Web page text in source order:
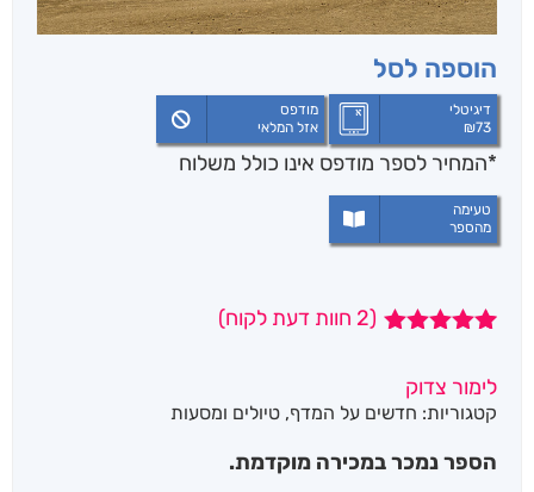
הוספה לסל
דיגיטלי
₪73
מודפס
אזל המלאי
*המחיר לספר מודפס אינו כולל משלוח
טעימה
מהספר
מבוסס על
דירוגים של
(
2 חוות דעת לקוח)
לימור צדוק
קטגוריות: חדשים על המדף, טיולים ומסעות
הספר נמכר במכירה מוקדמת.